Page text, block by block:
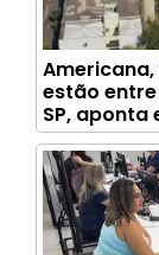
estão
SP, aponta